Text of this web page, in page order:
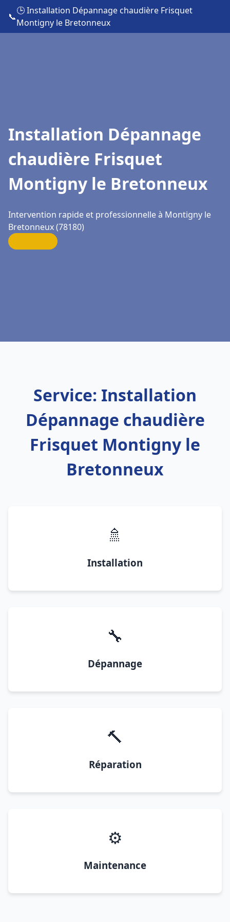
📞
🕒 Installation Dépannage chaudière Frisquet
Montigny le Bretonneux
Installation Dépannage
chaudière Frisquet
Montigny le Bretonneux
Intervention rapide et professionnelle à Montigny le
Bretonneux (78180)
Service: Installation
Dépannage chaudière
Frisquet Montigny le
Bretonneux
🚿
Installation
🔧
Dépannage
🔨
Réparation
⚙️
Maintenance